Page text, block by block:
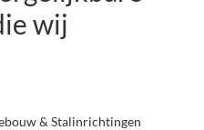
wij
& Stalinrichtingen